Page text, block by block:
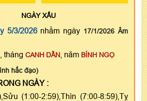
NGÀYXẤU
5/3/2026nhằm ngày 17/1/2026 Âm
, tháng CANH DẦN , năm BÍNH NGỌ
hắc đạo)
NGÀY :
(1:00-2:59),Thìn (7:00-8:59),Tỵ